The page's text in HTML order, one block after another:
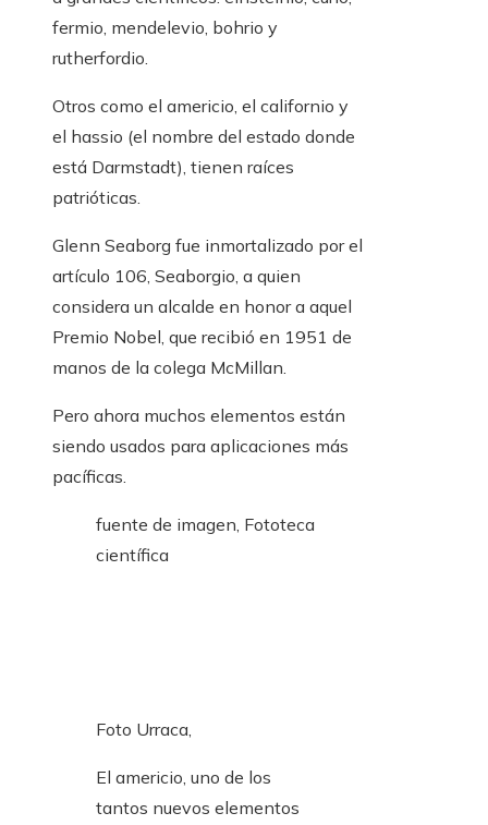
fermio, mendelevio, bohrio y
rutherfordio.
Otros como el americio, el californio y
el hassio (el nombre del estado donde
está Darmstadt), tienen raíces
patrióticas.
Glenn Seaborg fue inmortalizado por el
artículo 106, Seaborgio, a quien
considera un alcalde en honor a aquel
Premio Nobel, que recibió en 1951 de
manos de la colega McMillan.
Pero ahora muchos elementos están
siendo usados ​​para aplicaciones más
pacíficas.
fuente de imagen, Fototeca
científica
Foto Urraca,
El americio, uno de los
tantos nuevos elementos